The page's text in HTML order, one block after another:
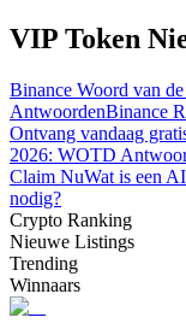
Leer hoe u
VIP Token
Binance Woord van
AntwoordenBinance
Ontvang vandaag
2026: WOTD
Claim NuWat is een
nodig?
Crypto Ranking
Nieuwe Listings
Trending
Winnaars